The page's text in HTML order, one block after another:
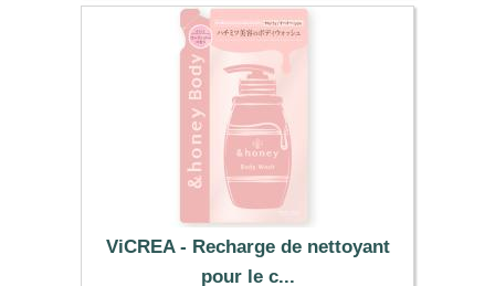
ViCREA - Recharge de nettoyant
pour le c...